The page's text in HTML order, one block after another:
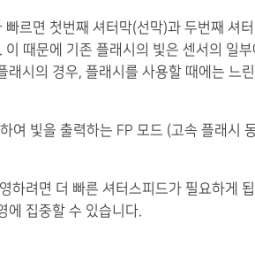
르면 첫번째 셔터막(선막)과 두번째 셔
때문에 기존 플래시의 빛은 센서의 일
시의 경우, 플래시를 사용할 때에는 느
빛을 출력하는 FP 모드 (고속 플래시
하려면 더 빠른 셔터스피드가 필요하게
에 집중할 수 있습니다.